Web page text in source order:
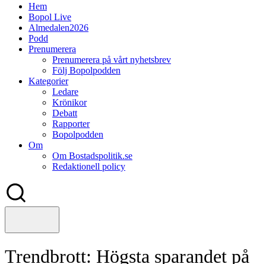
Hem
Bopol Live
Almedalen2026
Podd
Prenumerera
Prenumerera på vårt nyhetsbrev
Följ Bopolpodden
Kategorier
Ledare
Krönikor
Debatt
Rapporter
Bopolpodden
Om
Om Bostadspolitik.se
Redaktionell policy
Trendbrott: Högsta sparandet på